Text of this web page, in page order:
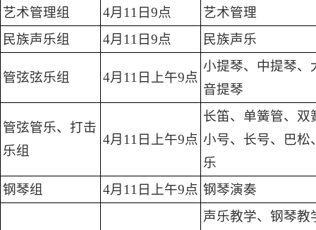
艺术管理组
4月11日9点
艺术管理
民族声乐组
4月11日9点 民族声乐
管弦弦乐组 4月11日上午9点
小提琴、中提琴、
音提琴
管弦管乐、打击
乐组
4月11日上午9点
长笛、单簧管、双
小号、长号、巴松
乐
钢琴组
4月11日上午9点 钢琴演奏
声乐教学、钢琴教